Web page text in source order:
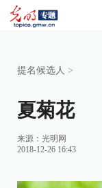
提名候选人 >
夏菊花
来源： 光明网
2018-12-26 16:43